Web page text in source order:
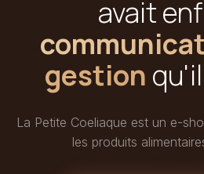
avait
gestion
La Petite Coeliaque est un e-
les produits